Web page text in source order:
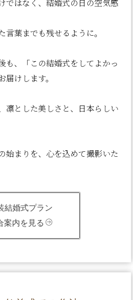
ではなく、結婚式の日の空気感
言葉までも残せるように。
も、「この結婚式をしてよかっ
けします。
凛とした美しさと、日本らしい
始まりを、心を込めて撮影いた
結婚式プラン
案内を見る